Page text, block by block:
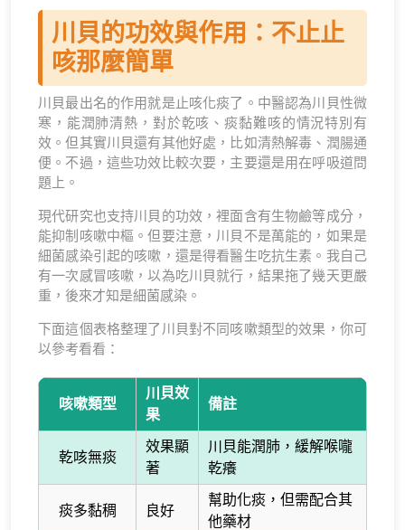
川貝的功效與作用：不止止
咳那麼簡單
川貝最出名的作用就是止咳化痰了。中醫認為川貝性微
寒，能潤肺清熱，對於乾咳、痰黏難咳的情況特別有
效。但其實川貝還有其他好處，比如清熱解毒、潤腸通
便。不過，這些功效比較次要，主要還是用在呼吸道問
題上。
現代研究也支持川貝的功效，裡面含有生物鹼等成分，
能抑制咳嗽中樞。但要注意，川貝不是萬能的，如果是
細菌感染引起的咳嗽，還是得看醫生吃抗生素。我自己
有一次感冒咳嗽，以為吃川貝就行，結果拖了幾天更嚴
重，後來才知是細菌感染。
下面這個表格整理了川貝對不同咳嗽類型的效果，你可
以參考看看：
咳嗽類型
川貝效
果
備註
乾咳無痰
效果顯
著
川貝能潤肺，緩解喉嚨
乾癢
痰多黏稠 良好
幫助化痰，但需配合其
他藥材